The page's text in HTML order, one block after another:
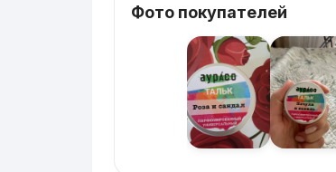
Фото покупателей